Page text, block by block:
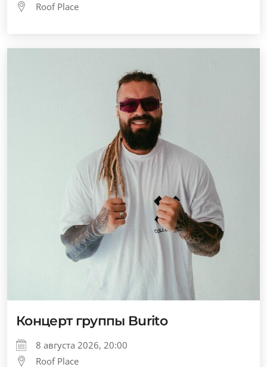
Roof Place
Концерт группы Burito
8 августа 2026, 20:00
Roof Place